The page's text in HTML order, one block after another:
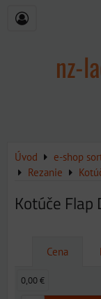
nz-
Úvod e-shop
Rezanie
Kotúče Flap
Cena
0,00 €